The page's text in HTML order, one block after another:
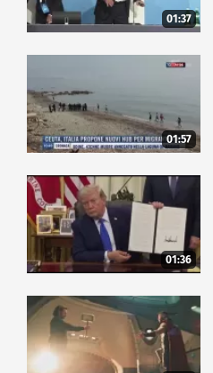
01:37
01:57
01:36